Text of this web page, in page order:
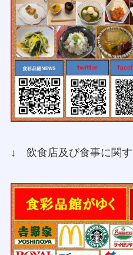
↓ 飲食店及び食事に関